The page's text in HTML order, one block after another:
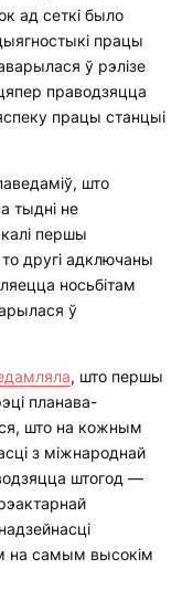
ад сеткі было
працы
ў рэлізе
праводзяцца
працы станцыі
што
тыдні не
першы
другі адключаны
носьбітам
ў
, што першы
планава-
што на кожным
з міжнароднай
штогод —
на самым высокім